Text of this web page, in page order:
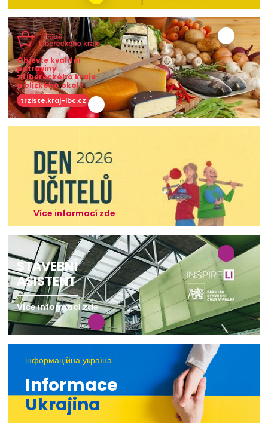
Objevte kvalitní
potraviny
z Libereckého kraje
a blízkého okolí!
trziste.kraj-lbc.cz
Více informací zde
STAVEBNÍ
ASISTENT
Více informací zde
інформаційна україна
Informace
Ukrajina